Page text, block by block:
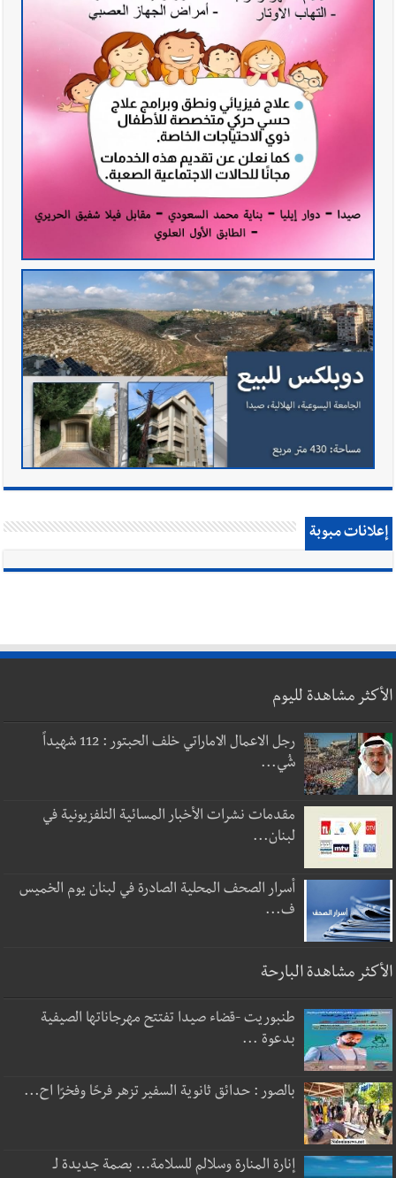
إعلانات مبوبة
الأكثر مشاهدة لليوم
رجل الاعمال الاماراتي خلف الحبتور : 112 شهيداً
شُي...
مقدمات نشرات الأخبار المسائية التلفزيونية في
لبنان...
أسرار الصحف المحلية الصادرة في لبنان يوم الخميس
ف...
الأكثر مشاهدة البارحة
طنبوريت -قضاء صيدا تفتتح مهرجاناتها الصيفية
بدعوة ...
بالصور : حدائق ثانوية السفير تزهر فرحًا وفخرًا اح...
إنارة المنارة وسلالم للسلامة… بصمة جديدة لـ